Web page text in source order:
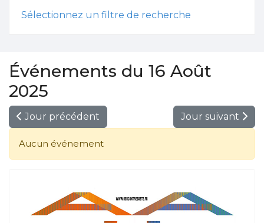
Sélectionnez un filtre de recherche
Événements du 16 Août
2025
Jour précédent Jour suivant
Aucun événement